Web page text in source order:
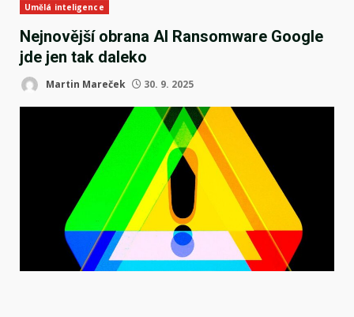
Umělá inteligence
Nejnovější obrana AI Ransomware Google
jde jen tak daleko
Martin Mareček 30. 9. 2025